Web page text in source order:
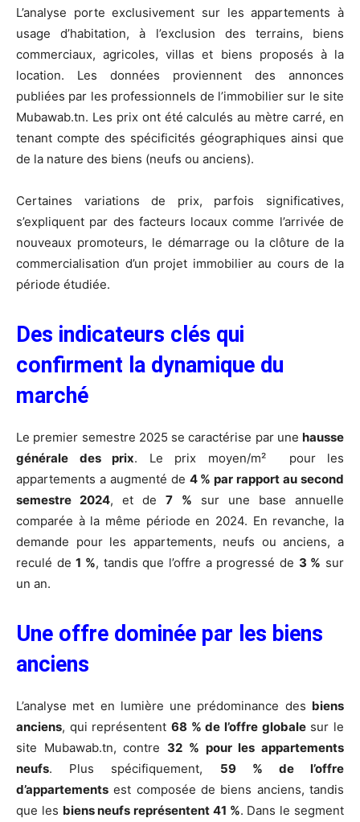
L’analyse porte exclusivement sur les appartements à
usage d’habitation, à l’exclusion des terrains, biens
commerciaux, agricoles, villas et biens proposés à la
location. Les données proviennent des annonces
publiées par les professionnels de l’immobilier sur le site
Mubawab.tn. Les prix ont été calculés au mètre carré, en
tenant compte des spécificités géographiques ainsi que
de la nature des biens (neufs ou anciens).
Certaines variations de prix, parfois significatives,
s’expliquent par des facteurs locaux comme l’arrivée de
nouveaux promoteurs, le démarrage ou la clôture de la
commercialisation d’un projet immobilier au cours de la
période étudiée.
Des indicateurs clés qui
confirment la dynamique du
marché
Le premier semestre 2025 se caractérise par une hausse
générale des prix. Le prix moyen/m² pour les
appartements a augmenté de 4 % par rapport au second
semestre 2024, et de7 % sur une base annuelle
comparée à la même période en 2024. En revanche, la
demande pour les appartements, neufs ou anciens, a
reculé de1 %, tandis que l’offre a progressé de 3 % sur
un an.
Une offre dominée par les biens
anciens
L’analyse met en lumière une prédominance des biens
anciens, qui représentent 68 % de l’offre globalesur le
site Mubawab.tn, contre 32 % pour les appartements
neufs. Plus spécifiquement, 59 % de l’offre
d’appartements est composée de biens anciens, tandis
que les biens neufs représentent 41 %. Dans le segment